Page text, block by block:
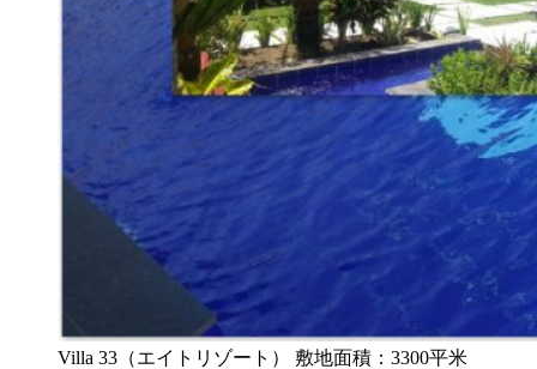
Villa 33（エイトリゾート） 敷地面積：3300平米